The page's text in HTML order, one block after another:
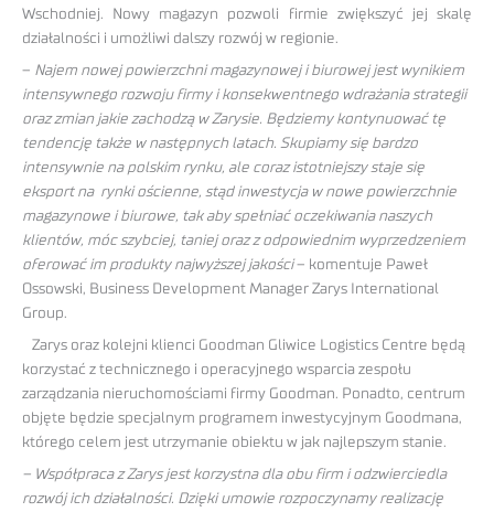
Wschodniej. Nowy magazyn pozwoli firmie zwiększyć jej skalę
działalności i umożliwi dalszy rozwój w regionie.
– Najem nowej powierzchni magazynowej i biurowej jest wynikiem
intensywnego rozwoju firmy i konsekwentnego wdrażania strategii
oraz zmian jakie zachodzą w Zarysie. Będziemy kontynuować tę
tendencję także w następnych latach. Skupiamy się bardzo
intensywnie na polskim rynku, ale coraz istotniejszy staje się
eksport na rynki ościenne, stąd inwestycja w nowe powierzchnie
magazynowe i biurowe, tak aby spełniać oczekiwania naszych
klientów, móc szybciej, taniej oraz z odpowiednim wyprzedzeniem
oferować im produkty najwyższej jakości– komentuje Paweł
Ossowski, Business Development Manager Zarys International
Group.
Zarys oraz kolejni klienci Goodman Gliwice Logistics Centre będą
korzystać z technicznego i operacyjnego wsparcia zespołu
zarządzania nieruchomościami firmy Goodman. Ponadto, centrum
objęte będzie specjalnym programem inwestycyjnym Goodmana,
którego celem jest utrzymanie obiektu w jak najlepszym stanie.
– Współpraca z Zarys jest korzystna dla obu firm i odzwierciedla
rozwój ich działalności. Dzięki umowie rozpoczynamy realizację